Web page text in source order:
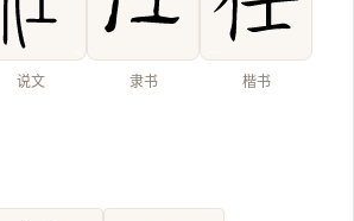
说文 隶书 楷书